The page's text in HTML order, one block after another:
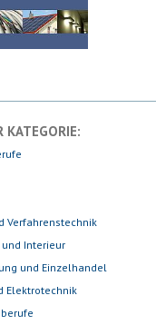
KATEGORIE:
Verfahrenstechnik
Interieur
und Einzelhandel
Elektrotechnik